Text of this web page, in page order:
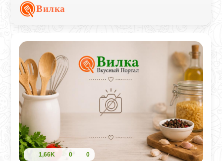
крокеты сначала отвариваются, а затем
томятся в духовке, что делает их текстуру
добавляет блюду тонкий пряный аромат,
который идеально сочетается с
расплавленным сыром и сливочным маслом.
Это блюдо может быть как самостоятельным
перекусом, так и оригинальным гарниром к
мясу или рыбе.
Вилка
1,66K 0 0